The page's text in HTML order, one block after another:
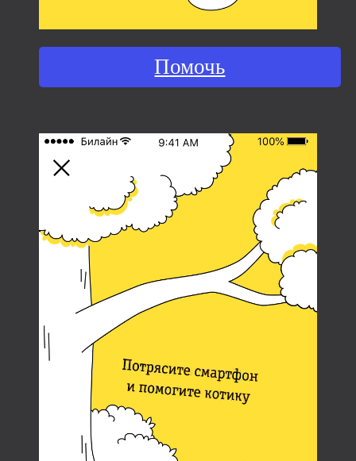
Помочь